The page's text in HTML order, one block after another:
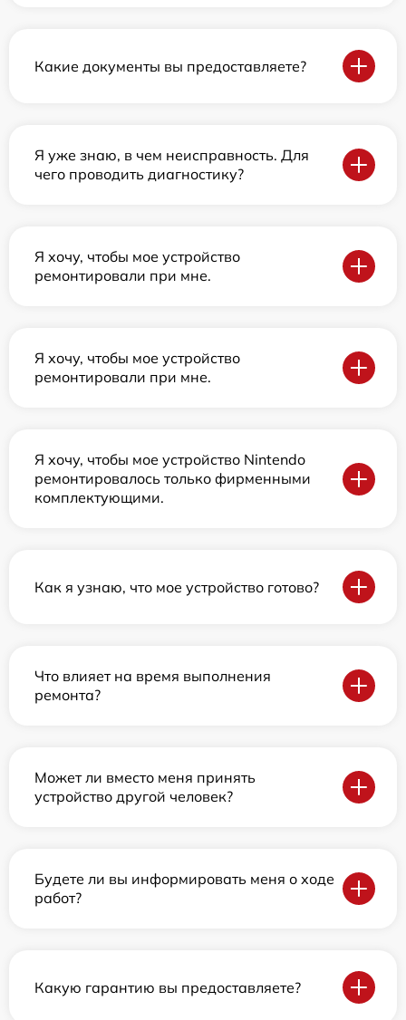
Какие документы вы предоставляете?
Я уже знаю, в чем неисправность. Для
чего проводить диагностику?
Я хочу, чтобы мое устройство
ремонтировали при мне.
Я хочу, чтобы мое устройство
ремонтировали при мне.
Я хочу, чтобы мое устройство Nintendo
ремонтировалось только фирменными
комплектующими.
Как я узнаю, что мое устройство готово?
Что влияет на время выполнения
ремонта?
Может ли вместо меня принять
устройство другой человек?
Будете ли вы информировать меня о ходе
работ?
Какую гарантию вы предоставляете?